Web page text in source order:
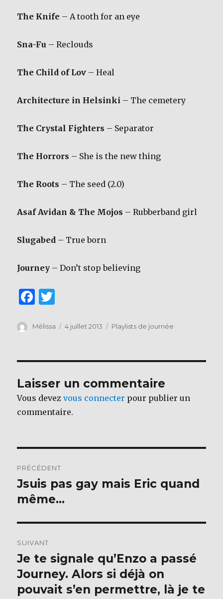
The Knife – A tooth for an eye
Sna-Fu – Reclouds
The Child of Lov – Heal
Architecture in Helsinki – The cemetery
The Crystal Fighters – Separator
The Horrors – She is the new thing
The Roots – The seed (2.0)
Asaf Avidan & The Mojos – Rubberband girl
Slugabed – True born
Journey – Don’t stop believing
F
c
b
o
o
k
it
r
Auteur
Mélissa
Publié
4 juillet 2013 Catégories
Playlists de journée
Laisser un commentaire
Vous devezvous connecter pour publier un
commentaire.
de
l’article
PRÉCÉDENT
Publication
précédente :
Jsuis pas gay mais Eric quand
même…
SUIVANT
Publication
suivante :
Je te signale qu’Enzo a passé
Journey. Alors si déjà on
pouvait s’en permettre, là je te